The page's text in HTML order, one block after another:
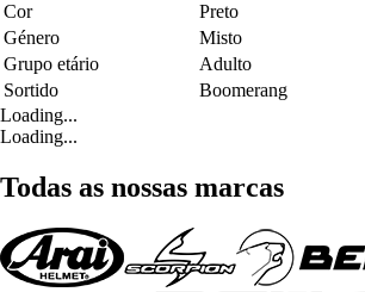
Cor
Preto
Género
Misto
Grupo etário
Adulto
Sortido
Boomerang
Loading...
Loading...
Todas as nossas marcas